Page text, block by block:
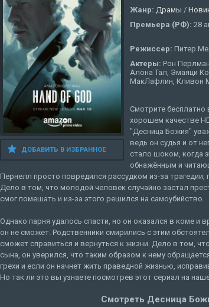
ДОБАВИТЬ В ИЗБРАННОЕ
Жанр: Драмы /
Премьера (РФ): 28
Режиссер: Питер
Актеры: Рон
Алона Тал, Эмаяци
МакЛафлин, Кливон
Смотрите бесплатно
хорошем качестве
"Десница Божия"
ведь он судья и от
стало шоком, когда
обнажённым и
Пернелл просто повредился рассудком из-за
Дело в том, что молодой человек случайно застал
смог помешать и из-за этого решился на самоубийство.
Однако парня удалось спасти, но он оказался в коме и
он не сможет. Родственники смирились с этим
сможет справиться и вернуться к жизни. Дело в том,
сына, он уверился, что таким образом к нему
грехи и если он начнет жить праведной жизнью,
Но так ли это вы узнаете посмотрев этот сериал на
Смотреть Десница